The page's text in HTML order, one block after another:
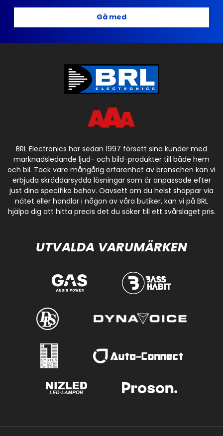
Gå med
BRL Electronics har sedan 1997 försett sina kunder med
marknadsledande ljud- och bild-produkter till både hem
och bil. Tack vare mångårig erfarenhet av branschen kan vi
erbjuda skräddarsydda lösningar som är anpassade efter
just dina specifika behov. Oavsett om du helst shoppar via
nätet eller handlar i någon av våra butiker, kan vi på BRL
hjälpa dig att hitta precis det du söker till ett svårslaget pris.
UTVALDA VARUMÄRKEN